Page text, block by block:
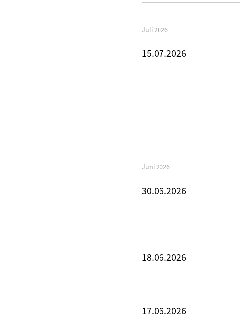
Juli 2026
15.07.2026
Juni 2026
30.06.2026
18.06.2026
17.06.2026